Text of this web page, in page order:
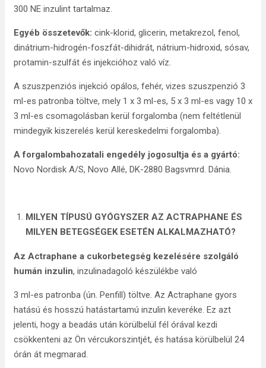
300 NE inzulint tartalmaz.
Egyéb összetevők: cink-klorid, glicerin, metakrezol, fenol,
dinátrium-hidrogén-foszfát-dihidrát, nátrium-hidroxid, sósav,
protamin-szulfát és injekcióhoz való víz.
A szuszpenziós injekció opálos, fehér, vizes szuszpenzió 3
ml-es patronba töltve, mely 1 x 3 ml-es, 5 x 3 ml-es vagy 10 x
3 ml-es csomagolásban kerül forgalomba (nem feltétlenül
mindegyik kiszerelés kerül kereskedelmi forgalomba).
A forgalombahozatali engedély jogosultja és a gyártó:
Novo Nordisk A/S, Novo Allé, DK-2880 Bagsvmrd. Dánia.
MILYEN TÍPUSÚ GYÓGYSZER AZ ACTRAPHANE ÉS
MILYEN BETEGSÉGEK ESETÉN ALKALMAZHATÓ?
Az Actraphane a cukorbetegség kezelésére szolgáló
humán inzulin, inzulinadagoló készülékbe való
3 ml-es patronba (ún. Penfill) töltve. Az Actraphane gyors
hatású és hosszú hatástartamú inzulin keveréke. Ez azt
jelenti, hogy a beadás után körülbelül fél órával kezdi
csökkenteni az Ön vércukorszintjét, és hatása körülbelül 24
órán át megmarad.